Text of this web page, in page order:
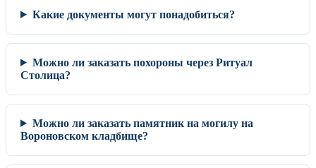
Какие документы могут понадобиться?
Можно ли заказать похороны через Ритуал
Столица?
Можно ли заказать памятник на могилу на
Вороновском кладбище?